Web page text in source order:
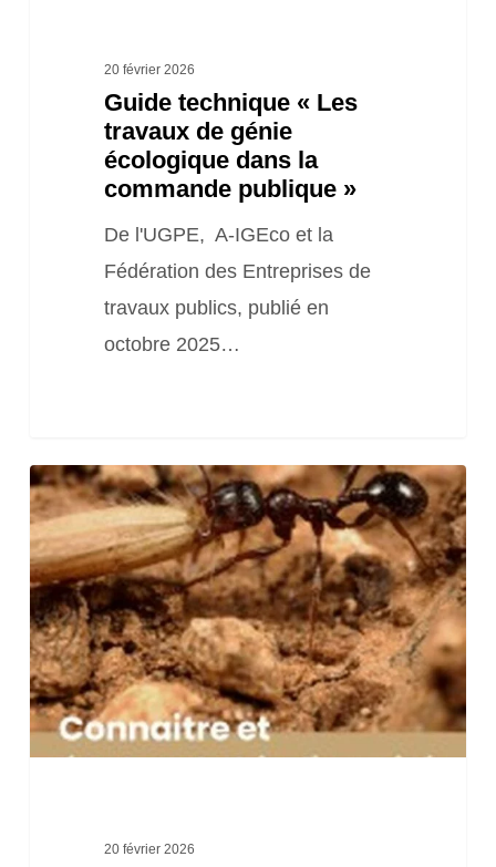
publique »20 février 2026
Guide technique « Les
travaux de génie
écologique dans la
commande publique »
De l'UGPE, A-IGEco et la
Fédération des Entreprises de
travaux publics, publié en
octobre 2025…
Guide
« Connaître
et
évaluer
la
biodiversité
des
sols »
20 février 2026